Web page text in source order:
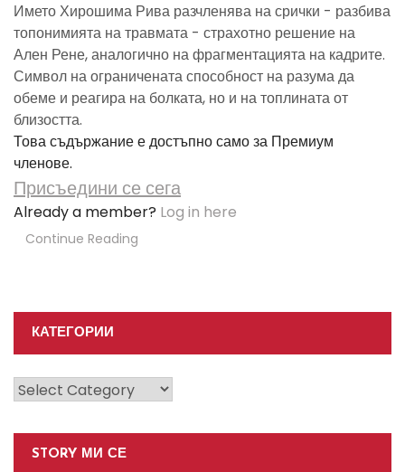
Името Хирошима Рива разчленява на срички - разбива
топонимията на травмата - страхотно решение на
Ален Рене, аналогично на фрагментацията на кадрите.
Символ на ограничената способност на разума да
обеме и реагира на болката, но и на топлината от
близостта.
Това съдържание е достъпно само за Премиум
членове.
Присъедини се сега
Already a member? Log in here
Continue Reading
КАТЕГОРИИ
Категории
STORY МИ СЕ